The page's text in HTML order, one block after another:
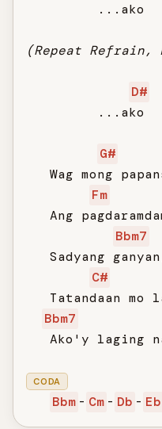
         ...ako
(Repeat Refrain,
D#
         ...ako
G#
Wag mong
Fm
Ang
Bbm7
Sadyang
C#
Tatandaan mo
Bbm7
Ako'y laging
CODA
Bbm - Cm - Db - Eb